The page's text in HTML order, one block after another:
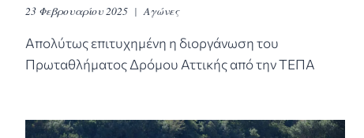
23 Φεβρουαρίου 2025 Αγώνες
Απολύτως επιτυχημένη η διοργάνωση του
Πρωταθλήματος Δρόμου Αττικής από την ΤΕΠΑ